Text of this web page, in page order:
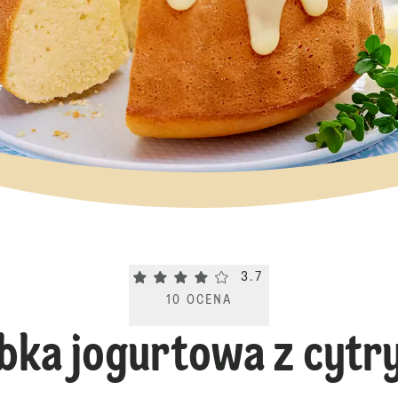
Current rating 3.7. Click to rate.
3.7
10 OCENA
jogurtowa z